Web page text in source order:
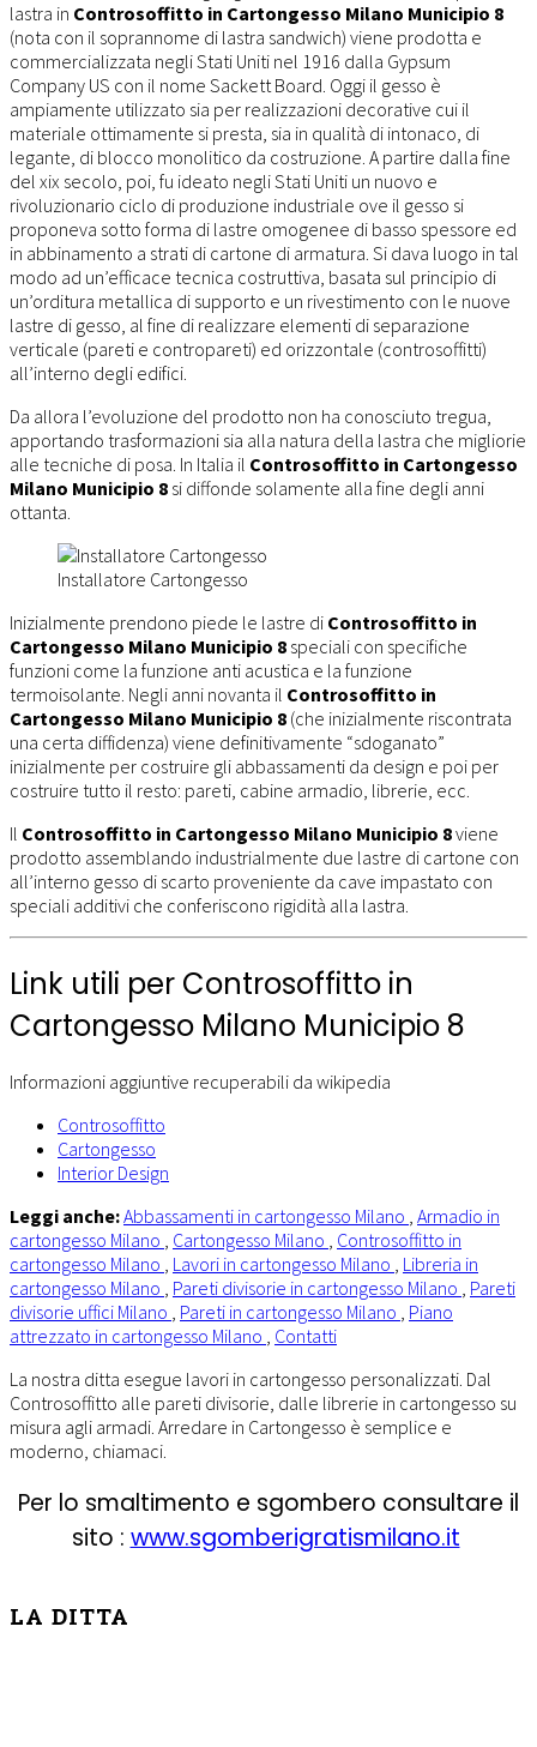
lastra in Controsoffitto in Cartongesso Milano Municipio 8
(nota con il soprannome di lastra sandwich) viene prodotta e
commercializzata negli Stati Uniti nel 1916 dalla Gypsum
Company US con il nome Sackett Board. Oggi il gesso è
ampiamente utilizzato sia per realizzazioni decorative cui il
materiale ottimamente si presta, sia in qualità di intonaco, di
legante, di blocco monolitico da costruzione. A partire dalla fine
del xix secolo, poi, fu ideato negli Stati Uniti un nuovo e
rivoluzionario ciclo di produzione industriale ove il gesso si
proponeva sotto forma di lastre omogenee di basso spessore ed
in abbinamento a strati di cartone di armatura. Si dava luogo in tal
modo ad un’efficace tecnica costruttiva, basata sul principio di
un’orditura metallica di supporto e un rivestimento con le nuove
lastre di gesso, al fine di realizzare elementi di separazione
verticale (pareti e contropareti) ed orizzontale (controsoffitti)
all’interno degli edifici.
Da allora l’evoluzione del prodotto non ha conosciuto tregua,
apportando trasformazioni sia alla natura della lastra che migliorie
alle tecniche di posa. In Italia il Controsoffitto in Cartongesso
Milano Municipio 8 si diffonde solamente alla fine degli anni
ottanta.
Installatore Cartongesso
Inizialmente prendono piede le lastre di Controsoffitto in
Cartongesso Milano Municipio 8 speciali con specifiche
funzioni come la funzione anti acustica e la funzione
termoisolante. Negli anni novanta il Controsoffitto in
Cartongesso Milano Municipio 8 (che inizialmente riscontrata
una certa diffidenza) viene definitivamente “sdoganato”
inizialmente per costruire gli abbassamenti da design e poi per
costruire tutto il resto: pareti, cabine armadio, librerie, ecc.
Il Controsoffitto in Cartongesso Milano Municipio 8viene
prodotto assemblando industrialmente due lastre di cartone con
all’interno gesso di scarto proveniente da cave impastato con
speciali additivi che conferiscono rigidità alla lastra.
Link utili per Controsoffitto in
Cartongesso Milano Municipio 8
Informazioni aggiuntive recuperabili da wikipedia
Controsoffitto
Cartongesso
Interior Design
Leggi anche:Abbassamenti in cartongesso Milano , Armadio in
cartongesso Milano , Cartongesso Milano , Controsoffitto in
cartongesso Milano , Lavori in cartongesso Milano , Libreria in
cartongesso Milano , Pareti divisorie in cartongesso Milano , Pareti
divisorie uffici Milano , Pareti in cartongesso Milano , Piano
attrezzato in cartongesso Milano , Contatti
La nostra ditta esegue lavori in cartongesso personalizzati. Dal
Controsoffitto alle pareti divisorie, dalle librerie in cartongesso su
misura agli armadi. Arredare in Cartongesso è semplice e
moderno, chiamaci.
Per lo smaltimento e sgombero consultare il
sito : www.sgomberigratismilano.it
LA DITTA